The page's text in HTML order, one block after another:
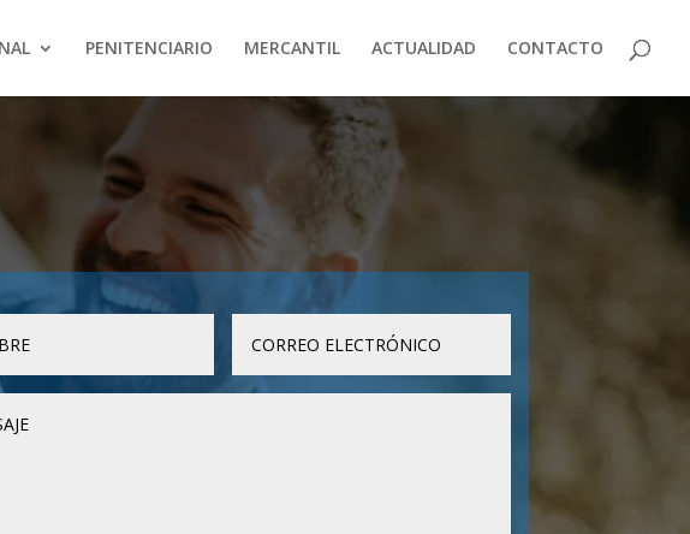
PENITENCIARIO MERCANTIL ACTUALIDAD CONTACTO